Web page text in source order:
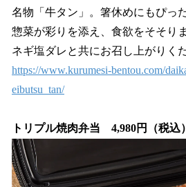
名物「牛タン」。箸休めにもぴっ
惣菜が彩りを添え、食欲をそそり
ネギ塩ダレと共にお召し上がりく
https://www.kurumesi-bentou.com/
eibutsu_tan/
トリプル焼肉弁当 4,980円（税込）